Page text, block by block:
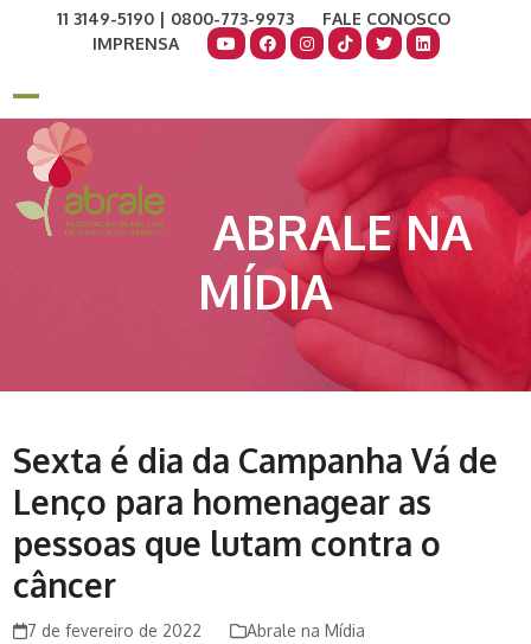
11 3149-5190 | 0800-773-9973
FALE CONOSCO
IMPRENSA
Open
mobile
menu
Close
mobile
menu
ABRALE NA
MÍDIA
Sexta é dia da Campanha Vá de
Lenço para homenagear as
pessoas que lutam contra o
câncer
7 de fevereiro de 2022 Abrale na Mídia